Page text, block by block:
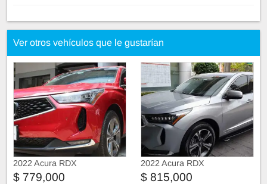
Ver otros vehículos que le gustarían
2022 Acura RDX
$ 779,000
2022 Acura RDX
$ 815,000